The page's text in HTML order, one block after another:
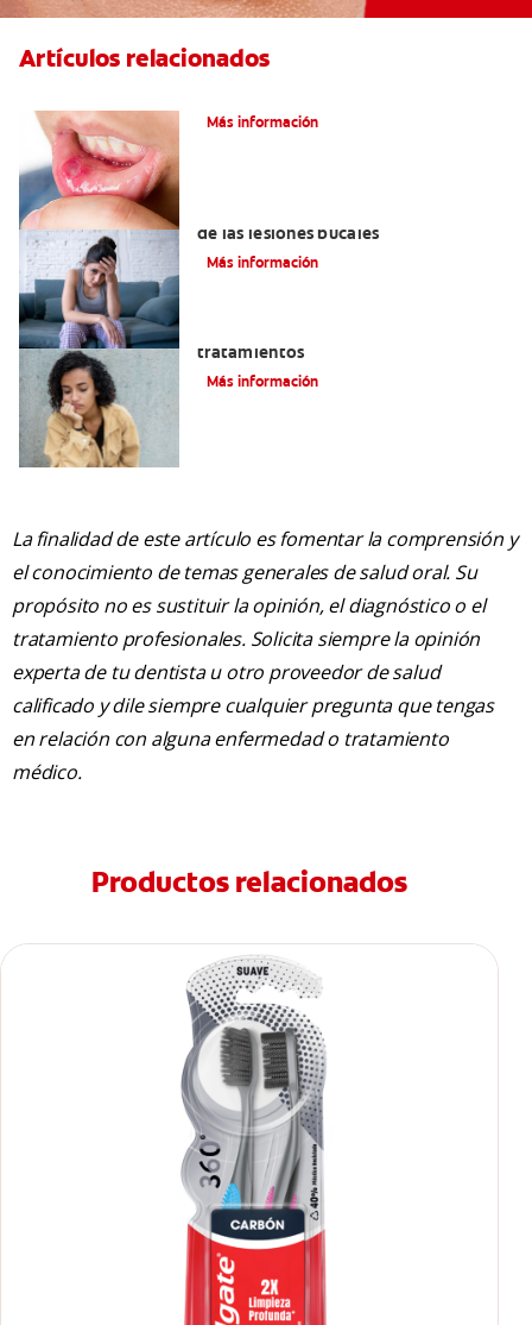
Artículos relacionados
Más información
de las lesiones bucales
Más información
tratamientos
Más información
La finalidad de este artículo es fomentar la comprensión y
el conocimiento de temas generales de salud oral. Su
propósito no es sustituir la opinión, el diagnóstico o el
tratamiento profesionales. Solicita siempre la opinión
experta de tu dentista u otro proveedor de salud
calificado y dile siempre cualquier pregunta que tengas
en relación con alguna enfermedad o tratamiento
médico.
Productos relacionados